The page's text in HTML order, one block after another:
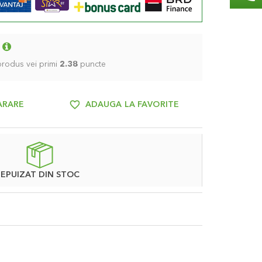
vei primi 2.38 puncte
ADAUGA LA FAVORITE
EPUIZAT DIN STOC